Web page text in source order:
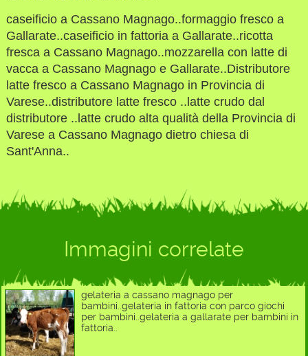
caseificio a Cassano Magnago..formaggio fresco a
Gallarate..caseificio in fattoria a Gallarate..ricotta
fresca a Cassano Magnago..mozzarella con latte di
vacca a Cassano Magnago e Gallarate..Distributore
latte fresco a Cassano Magnago in Provincia di
Varese..distributore latte fresco ..latte crudo dal
distributore ..latte crudo alta qualità della Provincia di
Varese a Cassano Magnago dietro chiesa di
Sant'Anna..
Immagini correlate
gelateria a cassano magnago per
bambini..gelateria in fattoria con parco giochi
per bambini..gelateria a gallarate per bambini in
fattoria..